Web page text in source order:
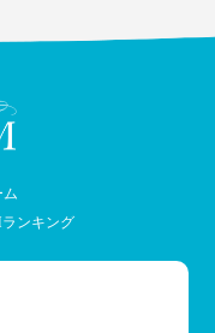
ム
ンキング